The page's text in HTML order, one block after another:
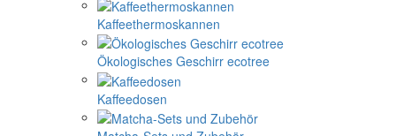
Kaffeethermoskannen
Ökologisches Geschirr ecotree
Kaffeedosen